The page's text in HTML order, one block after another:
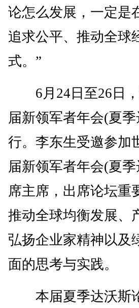
论怎么发展，一定是
追求公平、推动全球
式。”
6月24日至26日，
届新领军者年会(夏
行。李东生受邀参加
届新领军者年会(夏
席主席，出席论坛重
推动全球均衡发展、
弘扬企业家精神以及
面的思考与实践。
本届夏季达沃斯